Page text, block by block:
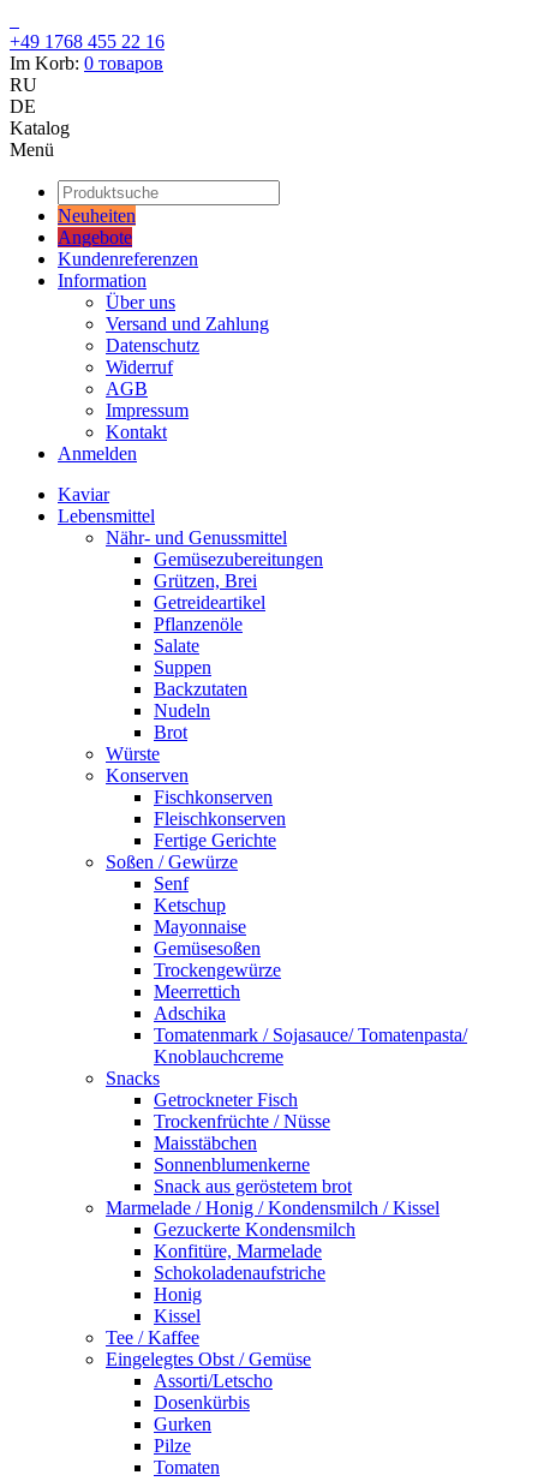
+49 1768 455 22 16
Im Korb: 0 товаров
RU
DE
Katalog
Menü
Neuheiten
Angebote
Kundenreferenzen
Information
Über uns
Versand und Zahlung
Datenschutz
Widerruf
AGB
Impressum
Kontakt
Anmelden
Kaviar
Lebensmittel
Nähr- und Genussmittel
Gemüsezubereitungen
Grützen, Brei
Getreideartikel
Pflanzenöle
Salate
Suppen
Backzutaten
Nudeln
Brot
Würste
Konserven
Fischkonserven
Fleischkonserven
Fertige Gerichte
Soßen / Gewürze
Senf
Ketschup
Mayonnaise
Gemüsesoßen
Trockengewürze
Meerrettich
Adschika
Tomatenmark / Sojasauce/ Tomatenpasta/
Knoblauchcreme
Snacks
Getrockneter Fisch
Trockenfrüchte / Nüsse
Maisstäbchen
Sonnenblumenkerne
Snack aus geröstetem brot
Marmelade / Honig / Kondensmilch / Kissel
Gezuckerte Kondensmilch
Konfitüre, Marmelade
Schokoladenaufstriche
Honig
Kissel
Tee / Kaffee
Eingelegtes Obst / Gemüse
Assorti/Letscho
Dosenkürbis
Gurken
Pilze
Tomaten